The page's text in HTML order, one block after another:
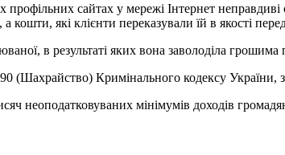
сайтах у мережі Інтернет
які клієнти переказували їй в якості
в результаті яких вона заволоділа
(Шахрайство) Кримінального кодексу
неоподатковуваних мінімумів доходів